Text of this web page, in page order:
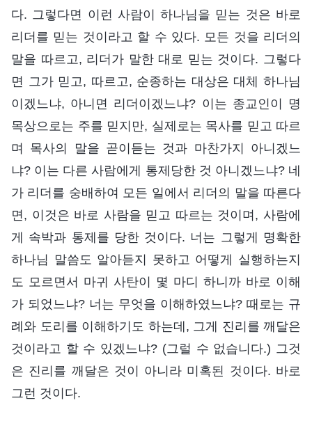
다. 그렇다면 이런 사람이 하나님을 믿는 것은 바로
리더를 믿는 것이라고 할 수 있다. 모든 것을 리더의
말을 따르고, 리더가 말한 대로 믿는 것이다. 그렇다
면 그가 믿고, 따르고, 순종하는 대상은 대체 하나님
이겠느냐, 아니면 리더이겠느냐? 이는 종교인이 명
목상으로는 주를 믿지만, 실제로는 목사를 믿고 따르
며 목사의 말을 곧이듣는 것과 마찬가지 아니겠느
냐? 이는 다른 사람에게 통제당한 것 아니겠느냐? 네
가 리더를 숭배하여 모든 일에서 리더의 말을 따른다
면, 이것은 바로 사람을 믿고 따르는 것이며, 사람에
게 속박과 통제를 당한 것이다. 너는 그렇게 명확한
하나님 말씀도 알아듣지 못하고 어떻게 실행하는지
도 모르면서 마귀 사탄이 몇 마디 하니까 바로 이해
가 되었느냐? 너는 무엇을 이해하였느냐? 때로는 규
례와 도리를 이해하기도 하는데, 그게 진리를 깨달은
것이라고 할 수 있겠느냐? (그럴 수 없습니다.) 그것
은 진리를 깨달은 것이 아니라 미혹된 것이다. 바로
그런 것이다.